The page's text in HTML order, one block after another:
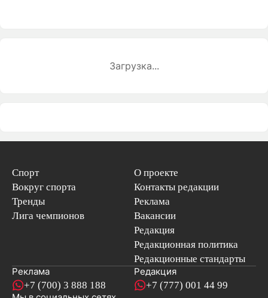
Загрузка...
Спорт
Вокруг спорта
Тренды
Лига чемпионов
О проекте
Контакты редакции
Реклама
Вакансии
Редакция
Редакционная политика
Редакционные стандарты
Реклама
+7 (700) 3 888 188
Редакция
+7 (777) 001 44 99